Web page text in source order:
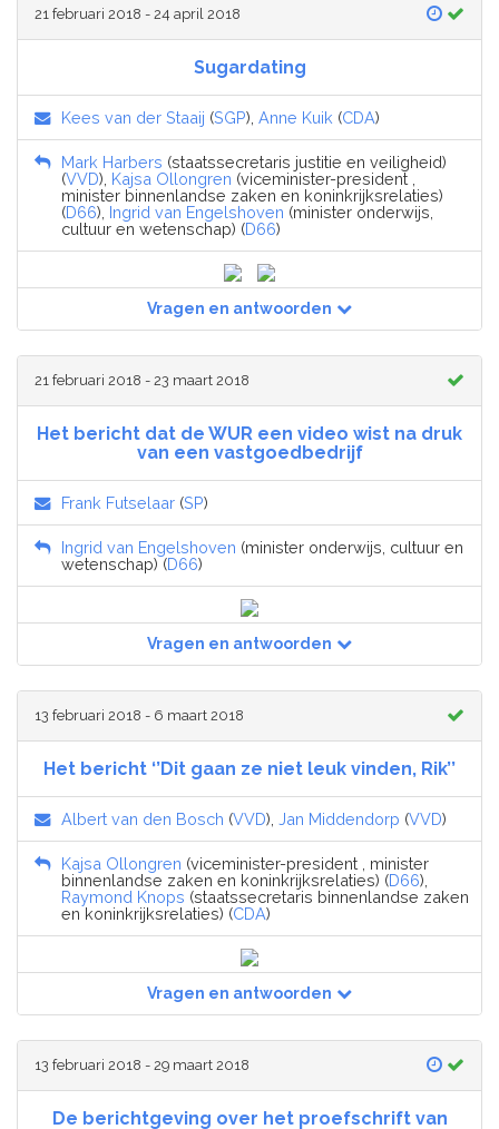
21 februari 2018 - 24 april 2018
Sugardating
Kees van der Staaij (SGP), Anne Kuik (CDA)
Mark Harbers (staatssecretaris justitie en veiligheid)
(VVD), Kajsa Ollongren (viceminister-president ,
minister binnenlandse zaken en koninkrijksrelaties)
(D66), Ingrid van Engelshoven (minister onderwijs,
cultuur en wetenschap) (D66)
Vragen en antwoorden
21 februari 2018 - 23 maart 2018
Het bericht dat de WUR een video wist na druk
van een vastgoedbedrijf
Frank Futselaar (SP)
Ingrid van Engelshoven (minister onderwijs, cultuur en
wetenschap) (D66)
Vragen en antwoorden
13 februari 2018 - 6 maart 2018
Het bericht ‘’Dit gaan ze niet leuk vinden, Rik’’
Albert van den Bosch (VVD), Jan Middendorp (VVD)
Kajsa Ollongren (viceminister-president , minister
binnenlandse zaken en koninkrijksrelaties) (D66),
Raymond Knops (staatssecretaris binnenlandse zaken
en koninkrijksrelaties) (CDA)
Vragen en antwoorden
13 februari 2018 - 29 maart 2018
De berichtgeving over het proefschrift van